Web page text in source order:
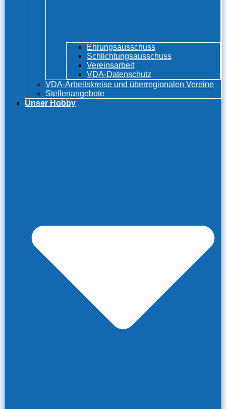
Ehrungsausschuss
Schlichtungsausschuss
Vereinsarbeit
VDA-Datenschutz
VDA-Arbeitskreise und überregionalen Vereine
Stellenangebote
Unser Hobby